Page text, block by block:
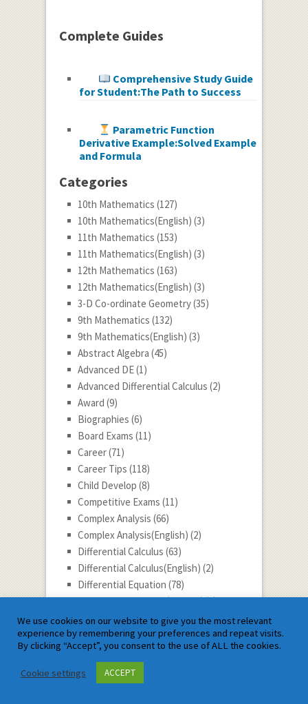
Complete Guides
Comprehensive Study Guide
for Student:The Path to Success
Parametric Function
Derivative Example:Solved Example
and Formula
Categories
10th Mathematics (127)
10th Mathematics(English) (3)
11th Mathematics (153)
11th Mathematics(English) (3)
12th Mathematics (163)
12th Mathematics(English) (3)
3-D Co-ordinate Geometry(35)
9th Mathematics (132)
9th Mathematics(English) (3)
Abstract Algebra (45)
Advanced DE(1)
Advanced Differential Calculus (2)
Award (9)
Biographies (6)
Board Exams (11)
Career(71)
Career Tips (118)
Child Develop (8)
Competitive Exams (11)
Complex Analysis (66)
Complex Analysis(English) (2)
Differential Calculus (63)
Differential Calculus(English) (2)
Differential Equation (78)
Differential Equation(English)(2)
Differential Geometry(3)
Discrete Mathematics(29)
Dynamic(1)
Dynamics(56)
Economy(10)
We use cookies on our website to give you the most relevant
experience by remembering your preferences and repeat visits.
By clicking “Accept”, you consent to the use of ALL the cookies.
Cookie settings ACCEPT